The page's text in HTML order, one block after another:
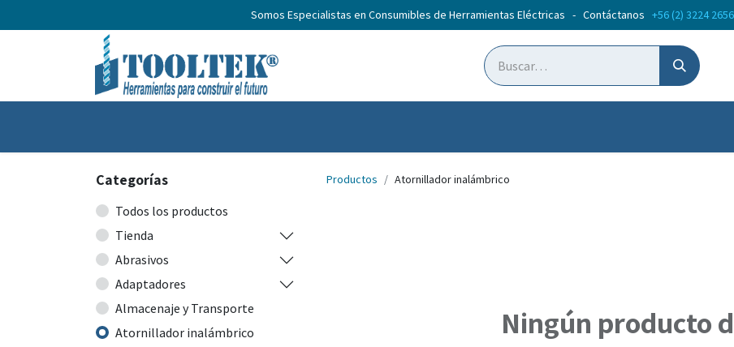
Somos Especialistas en Consumibles de Herramientas Eléctricas - Contáctanos +56 (2) 3224 2656
Categorías
Todos los productos
Tienda
Abrasivos
Adaptadores
Almacenaje y Transporte
Atornillador inalámbrico
Productos Atornillador inalámbrico
Ningún producto